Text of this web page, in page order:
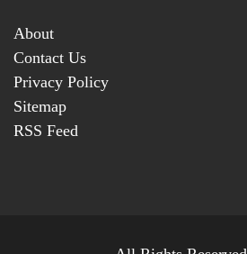
About
Contact Us
Privacy Policy
Sitemap
RSS Feed